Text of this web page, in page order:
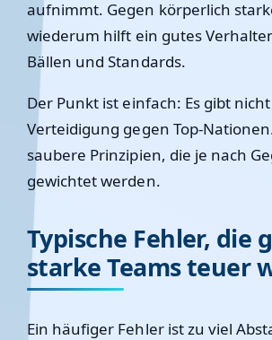
aufnimmt. Gegen körperlich
wiederum hilft ein gutes
Bällen und Standards.
Der Punkt ist einfach: Es gibt
Verteidigung gegen Top-
saubere Prinzipien, die je nach
gewichtet werden.
Typische Fehler, die
starke Teams teuer
Ein häufiger Fehler ist zu viel